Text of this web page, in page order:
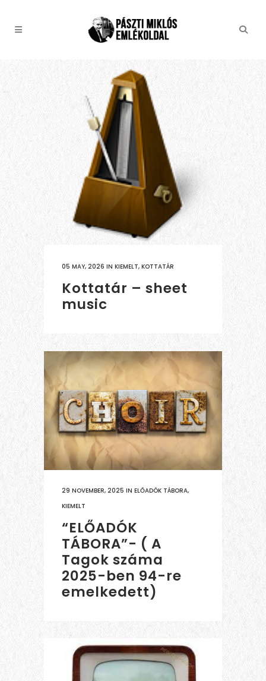
05 MAY, 2026 IN KIEMELT, KOTTATÁR
Kottatár – sheet
music
29 NOVEMBER, 2025 IN ELŐADÓK TÁBORA,
KIEMELT
“ELŐADÓK
TÁBORA”- ( A
Tagok száma
2025-ben 94-re
emelkedett)